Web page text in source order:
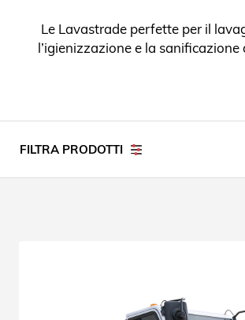
Le Lavastrade perfette per il
l’igienizzazione e la sanificazione
FILTRA PRODOTTI